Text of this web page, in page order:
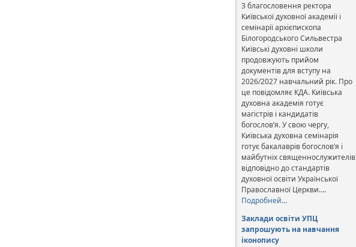
З благословення ректора
Київської духовної академії і
семінарії архієпископа
Білогородського Сильвестра
Київські духовні школи
продовжують прийом
документів для вступу на
2026/2027 навчальний рік. Про
це повідомляє КДА. Київська
духовна академія готує
магістрів і кандидатів
богослов’я. У свою чергу,
Київська духовна семінарія
готує бакалаврів богослов’я і
майбутніх священнослужителів
відповідно до стандартів
духовної освіти Української
Православної Церкви….
Подробней…
Заклади освіти УПЦ
запрошують на навчання
іконопису